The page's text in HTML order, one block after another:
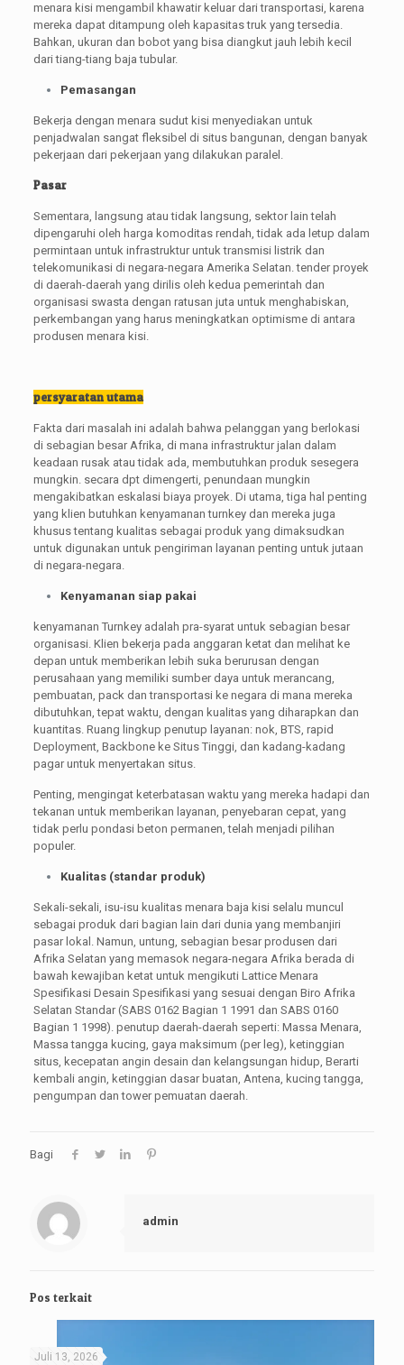
menara kisi mengambil khawatir keluar dari transportasi, karena
mereka dapat ditampung oleh kapasitas truk yang tersedia.
Bahkan, ukuran dan bobot yang bisa diangkut jauh lebih kecil
dari tiang-tiang baja tubular.
Pemasangan
Bekerja dengan menara sudut kisi menyediakan untuk
penjadwalan sangat fleksibel di situs bangunan, dengan banyak
pekerjaan dari pekerjaan yang dilakukan paralel.
Pasar
Sementara, langsung atau tidak langsung, sektor lain telah
dipengaruhi oleh harga komoditas rendah, tidak ada letup dalam
permintaan untuk infrastruktur untuk transmisi listrik dan
telekomunikasi di negara-negara Amerika Selatan. tender proyek
di daerah-daerah yang dirilis oleh kedua pemerintah dan
organisasi swasta dengan ratusan juta untuk menghabiskan,
perkembangan yang harus meningkatkan optimisme di antara
produsen menara kisi.
persyaratan utama
Fakta dari masalah ini adalah bahwa pelanggan yang berlokasi
di sebagian besar Afrika, di mana infrastruktur jalan dalam
keadaan rusak atau tidak ada, membutuhkan produk sesegera
mungkin. secara dpt dimengerti, penundaan mungkin
mengakibatkan eskalasi biaya proyek. Di utama, tiga hal penting
yang klien butuhkan kenyamanan turnkey dan mereka juga
khusus tentang kualitas sebagai produk yang dimaksudkan
untuk digunakan untuk pengiriman layanan penting untuk jutaan
di negara-negara.
Kenyamanan siap pakai
kenyamanan Turnkey adalah pra-syarat untuk sebagian besar
organisasi. Klien bekerja pada anggaran ketat dan melihat ke
depan untuk memberikan lebih suka berurusan dengan
perusahaan yang memiliki sumber daya untuk merancang,
pembuatan, pack dan transportasi ke negara di mana mereka
dibutuhkan, tepat waktu, dengan kualitas yang diharapkan dan
kuantitas. Ruang lingkup penutup layanan: nok, BTS, rapid
Deployment, Backbone ke Situs Tinggi, dan kadang-kadang
pagar untuk menyertakan situs.
Penting, mengingat keterbatasan waktu yang mereka hadapi dan
tekanan untuk memberikan layanan, penyebaran cepat, yang
tidak perlu pondasi beton permanen, telah menjadi pilihan
populer.
Kualitas (standar produk)
Sekali-sekali, isu-isu kualitas menara baja kisi selalu muncul
sebagai produk dari bagian lain dari dunia yang membanjiri
pasar lokal. Namun, untung, sebagian besar produsen dari
Afrika Selatan yang memasok negara-negara Afrika berada di
bawah kewajiban ketat untuk mengikuti Lattice Menara
Spesifikasi Desain Spesifikasi yang sesuai dengan Biro Afrika
Selatan Standar (SABS 0162 Bagian 1 1991 dan SABS 0160
Bagian 1 1998). penutup daerah-daerah seperti: Massa Menara,
Massa tangga kucing, gaya maksimum (per leg), ketinggian
situs, kecepatan angin desain dan kelangsungan hidup, Berarti
kembali angin, ketinggian dasar buatan, Antena, kucing tangga,
pengumpan dan tower pemuatan daerah.
Bagi
admin
Pos terkait
Juli 13, 2026